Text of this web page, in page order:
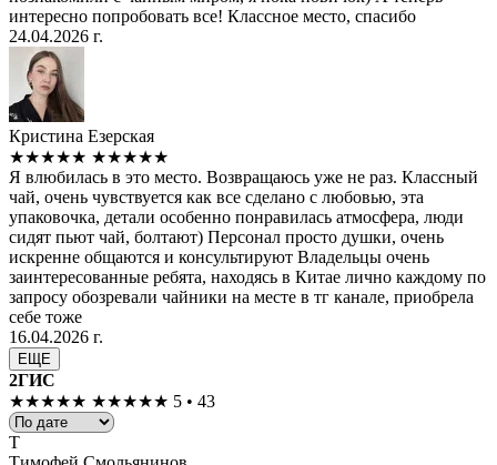
интересно попробовать все! Классное место, спасибо
24.04.2026 г.
Кристина Езерская
★★★★★ ★★★★★
Я влюбилась в это место. Возвращаюсь уже не раз. Классный
чай, очень чувствуется как все сделано с любовью, эта
упаковочка, детали особенно понравилась атмосфера, люди
сидят пьют чай, болтают) Персонал просто душки, очень
искренне общаются и консультируют Владельцы очень
заинтересованные ребята, находясь в Китае лично каждому по
запросу обозревали чайники на месте в тг канале, приобрела
себе тоже
16.04.2026 г.
ЕЩЕ
2ГИС
★★★★★ ★★★★★ 5 • 43
Т